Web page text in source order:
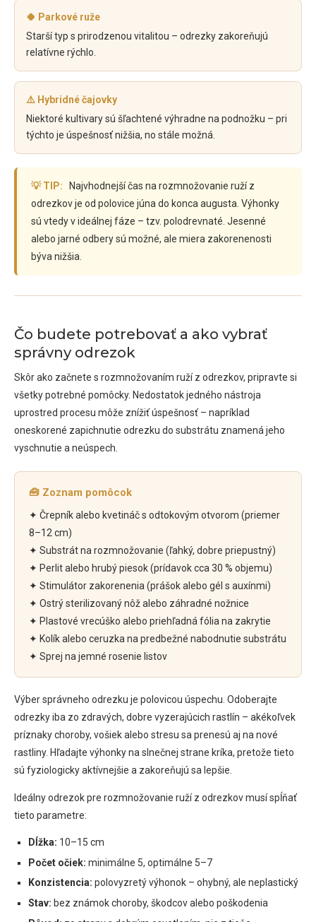
🍀 Parkové ruže
Starší typ s prirodzenou vitalitou – odrezky zakoreňujú
relatívne rýchlo.
⚠️ Hybridné čajovky
Niektoré kultivary sú šľachtené výhradne na podnožku – pri
týchto je úspešnosť nižšia, no stále možná.
💡 TIP:
Najvhodnejší čas na rozmnožovanie ruží z
odrezkov je od polovice júna do konca augusta. Výhonky
sú vtedy v ideálnej fáze – tzv. polodrevnaté. Jesenné
alebo jarné odbery sú možné, ale miera zakorenenosti
býva nižšia.
Čo budete potrebovať a ako vybrať
správny odrezok
Skôr ako začnete s rozmnožovaním ruží z odrezkov, pripravte si
všetky potrebné pomôcky. Nedostatok jedného nástroja
uprostred procesu môže znížiť úspešnosť – napríklad
oneskorené zapichnutie odrezku do substrátu znamená jeho
vyschnutie a neúspech.
🧰 Zoznam pomôcok
✦ Črepník alebo kvetináč s odtokovým otvorom (priemer
8–12 cm)
✦ Substrát na rozmnožovanie (ľahký, dobre priepustný)
✦ Perlit alebo hrubý piesok (prídavok cca 30 % objemu)
✦ Stimulátor zakorenenia (prášok alebo gél s auxínmi)
✦ Ostrý sterilizovaný nôž alebo záhradné nožnice
✦ Plastové vrecúško alebo priehľadná fólia na zakrytie
✦ Kolík alebo ceruzka na predbežné nabodnutie substrátu
✦ Sprej na jemné rosenie listov
Výber správneho odrezku je polovicou úspechu. Odoberajte
odrezky iba zo zdravých, dobre vyzerajúcich rastlín – akékoľvek
príznaky choroby, vošiek alebo stresu sa prenesú aj na nové
rastliny. Hľadajte výhonky na slnečnej strane kríka, pretože tieto
sú fyziologicky aktívnejšie a zakoreňujú sa lepšie.
Ideálny odrezok pre rozmnožovanie ruží z odrezkov musí spĺňať
tieto parametre:
Dĺžka: 10–15 cm
Počet očiek: minimálne 5, optimálne 5–7
Konzistencia: polovyzretý výhonok – ohybný, ale neplastický
Stav: bez známok choroby, škodcov alebo poškodenia